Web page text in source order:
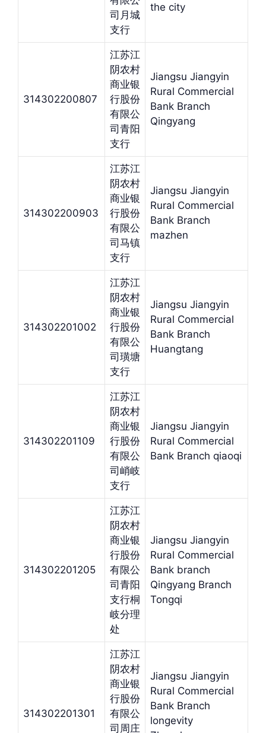
司月城
支行
the city
314302200807
江苏江
阴农村
商业银
行股份
有限公
司青阳
支行
Jiangsu Jiangyin
Rural Commercial
Bank Branch
Qingyang
314302200903
江苏江
阴农村
商业银
行股份
有限公
司马镇
支行
Jiangsu Jiangyin
Rural Commercial
Bank Branch
mazhen
314302201002
江苏江
阴农村
商业银
行股份
有限公
司璜塘
支行
Jiangsu Jiangyin
Rural Commercial
Bank Branch
Huangtang
314302201109
江苏江
阴农村
商业银
行股份
有限公
司峭岐
支行
Jiangsu Jiangyin
Rural Commercial
Bank Branch qiaoqi
314302201205
江苏江
阴农村
商业银
行股份
有限公
司青阳
支行桐
岐分理
处
Jiangsu Jiangyin
Rural Commercial
Bank branch
Qingyang Branch
Tongqi
314302201301
江苏江
阴农村
商业银
行股份
有限公
司周庄
Jiangsu Jiangyin
Rural Commercial
Bank Branch
longevity